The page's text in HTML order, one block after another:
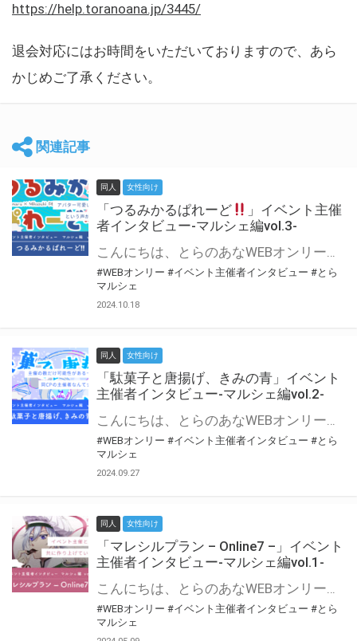
https://help.toranoana.jp/3445/
退会対応にはお時間をいただいておりますので、あら
かじめご了承ください。
関連記事
同人 女性向け
「つるみかるぱれーど
」イベント主催
者インタビュー-マルシェ編vol.3-
こんにちは、とらのあなWEBオンリー運営スタッフです。 新たにお届けする、イベント主催者インタビュー-マルシェ編-は、 とらのあなWEBオンリー「マルシェ」をご利用した主催様に 「マルシェ」を使って開催した感想や心がけをお聞きする企画です。 今回は、WEBオンリー初開催「つるみかるぱれーど
#WEBオンリー #イベント主催者インタビュー #とら
マルシェ
2024.10.18
同人 女性向け
「駄菓子と唐揚げ、きみの青」イベント
主催者インタビュー-マルシェ編vol.2-
こんにちは、とらのあなWEBオンリー運営スタッフです。 新たにお届けする、イベント主催者インタビュー-マルシェ編-は、 とらのあなWEBオンリー「マルシェ」をご利用の主催様に 「マルシェ」を使ってイベントを開催した感想や心がけをお聞きする企画です。 今回は、WEBオンリー初開催「駄菓子と唐揚げ、きみの青」より、 主催のぎこ六屋様にお話を伺いました。 協力：ぎこ六屋様／イベント公式Twitter（@krkgwks） とらのあなWEBオンリー「マルシェ」とは？ WEBオンリーでリアルタイムでコミュニケーションがとれるオンライン会場です。
#WEBオンリー #イベント主催者インタビュー #とら
マルシェ
2024.09.27
同人 女性向け
「マレシルプラン – Online7 –」イベント
主催者インタビュー-マルシェ編vol.1-
こんにちは、とらのあなWEBオンリー運営スタッフです。 新たにお届けする、イベント主催者インタビュー-マルシェ編-は、 とらのあなWEBオンリー「マルシェ」をご利用した主催様に 「マルシェ」を使って開催した感想や心がけをお聞きする企画です。 今回は、WEBオンリー開催7回目迎えた「マレシルプラン – Online7 –」より、 主催の玉川うた様にお話を伺いました。 ▼マレシルプランのインタビュー前回記事 「イベント主催者インタビュー vol.6」はこちら 協力：玉川うた様（マレシルプラン実行委員会 代表）／イベント公式Twitter（@mallesil_plan） とらのあなWEBオンリー「マルシェ」とは？ WEBオンリーでリアルタイムでコミュニケーションがとれるオンライン会場です。
#WEBオンリー #イベント主催者インタビュー #とら
マルシェ